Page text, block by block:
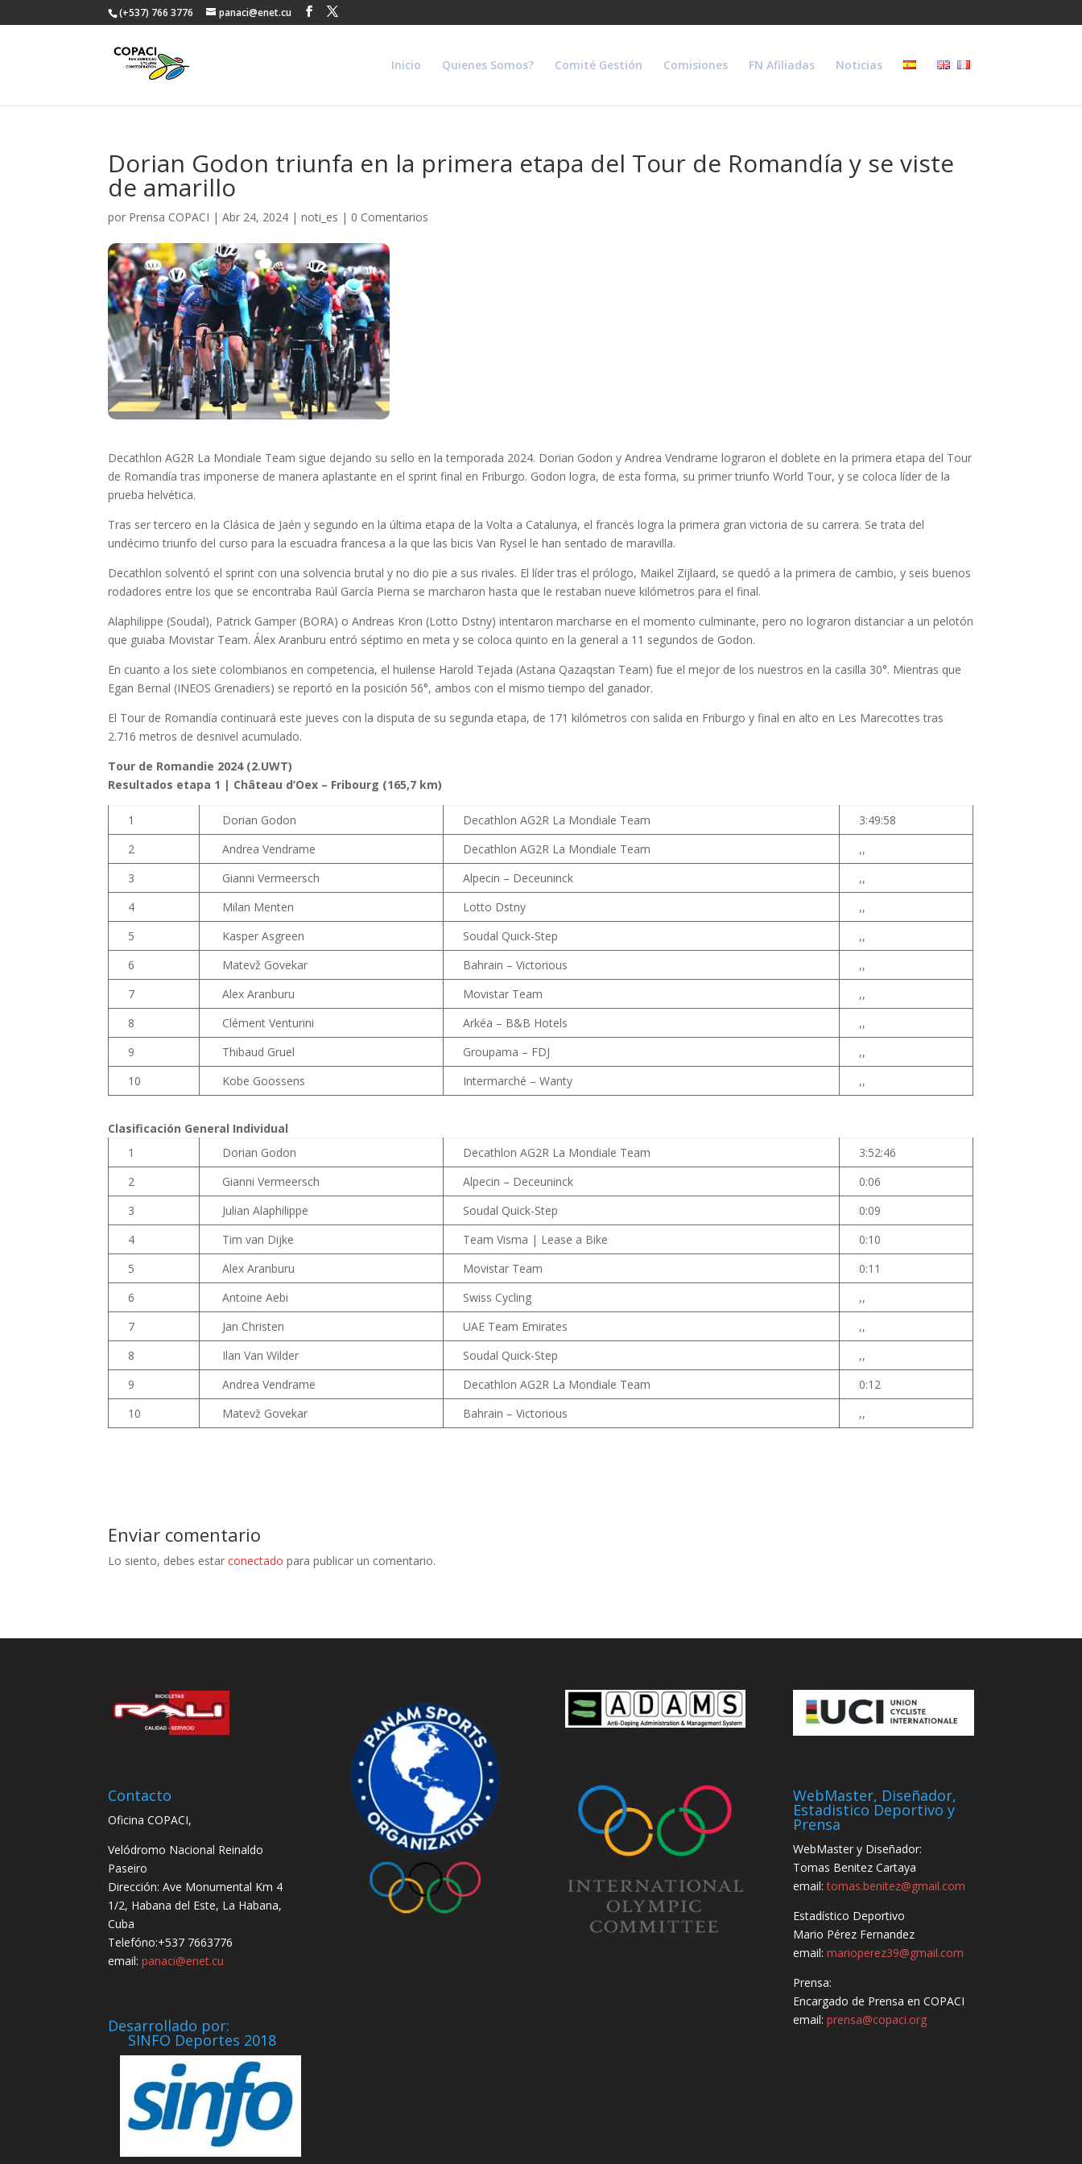
(+537) 766 3776 panaci@enet.cu
Inicio Quienes Somos? Comité Gestión Comisiones FN Afiliadas Noticias
Dorian Godon triunfa en la primera etapa del Tour de Romandía y se viste
de amarillo
por Prensa COPACI |Abr 24, 2024 |noti_es | 0 Comentarios
Decathlon AG2R La Mondiale Team sigue dejando su sello en la temporada 2024. Dorian Godon y Andrea Vendrame lograron el doblete en la primera etapa del Tour
de Romandía tras imponerse de manera aplastante en el sprint final en Friburgo. Godon logra, de esta forma, su primer triunfo World Tour, y se coloca líder de la
prueba helvética.
Tras ser tercero en la Clásica de Jaén y segundo en la última etapa de la Volta a Catalunya, el francés logra la primera gran victoria de su carrera. Se trata del
undécimo triunfo del curso para la escuadra francesa a la que las bicis Van Rysel le han sentado de maravilla.
Decathlon solventó el sprint con una solvencia brutal y no dio pie a sus rivales. El líder tras el prólogo, Maikel Zijlaard, se quedó a la primera de cambio, y seis buenos
rodadores entre los que se encontraba Raúl García Pierna se marcharon hasta que le restaban nueve kilómetros para el final.
Alaphilippe (Soudal), Patrick Gamper (BORA) o Andreas Kron (Lotto Dstny) intentaron marcharse en el momento culminante, pero no lograron distanciar a un pelotón
que guiaba Movistar Team. Álex Aranburu entró séptimo en meta y se coloca quinto en la general a 11 segundos de Godon.
En cuanto a los siete colombianos en competencia, el huilense Harold Tejada (Astana Qazaqstan Team) fue el mejor de los nuestros en la casilla 30°. Mientras que
Egan Bernal (INEOS Grenadiers) se reportó en la posición 56°, ambos con el mismo tiempo del ganador.
El Tour de Romandía continuará este jueves con la disputa de su segunda etapa, de 171 kilómetros con salida en Friburgo y final en alto en Les Marecottes tras
2.716 metros de desnivel acumulado.
Tour de Romandie 2024 (2.UWT)
Resultados etapa 1 | Château d’Oex – Fribourg (165,7 km)
1 Dorian Godon Decathlon AG2R La Mondiale Team
3:49:58
2
Andrea Vendrame Decathlon AG2R La Mondiale Team
,,
3
Gianni Vermeersch Alpecin – Deceuninck
,,
4
Milan Menten Lotto Dstny
,,
5
Kasper Asgreen Soudal Quick-Step
,,
6
Matevž Govekar Bahrain – Victorious
,,
7
Alex Aranburu Movistar Team
,,
8
Clément Venturini Arkéa – B&B Hotels
,,
9
Thibaud Gruel Groupama – FDJ
,,
10
Kobe Goossens Intermarché – Wanty ,,
Clasificación General Individual
1
Dorian Godon Decathlon AG2R La Mondiale Team
3:52:46
2
Gianni Vermeersch Alpecin – Deceuninck
0:06
3
Julian Alaphilippe Soudal Quick-Step
0:09
4
Tim van Dijke Team Visma | Lease a Bike
0:10
5
Alex Aranburu Movistar Team
0:11
6
Antoine Aebi Swiss Cycling
,,
7
Jan Christen UAE Team Emirates
,,
8
Ilan Van Wilder Soudal Quick-Step
,,
9
Andrea Vendrame Decathlon AG2R La Mondiale Team
0:12
10
Matevž Govekar Bahrain – Victorious ,,
Enviar comentario
Lo siento, debes estarconectado para publicar un comentario.
Contacto
Oficina COPACI,
Velódromo Nacional Reinaldo
Paseiro
Dirección: Ave Monumental Km 4
1/2, Habana del Este, La Habana,
Cuba
Telefóno:+537 7663776
email:panaci@enet.cu
Desarrollado por:
SINFO Deportes 2018
WebMaster, Diseñador,
Estadistico Deportivo y
Prensa
WebMaster y Diseñador:
Tomas Benitez Cartaya
email:tomas.benitez@gmail.com
Estadístico Deportivo
Mario Pérez Fernandez
email:marioperez39@gmail.com
Prensa:
Encargado de Prensa en COPACI
email:prensa@copaci.org